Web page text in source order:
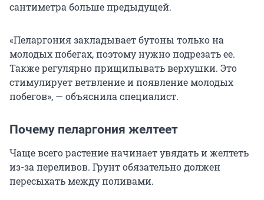
сантиметра больше предыдущей.
«Пеларгония закладывает бутоны только на
молодых побегах, поэтому нужно подрезать ее.
Также регулярно прищипывать верхушки. Это
стимулирует ветвление и появление молодых
побегов», — объяснила специалист.
Почему пеларгония желтеет
Чаще всего растение начинает увядать и желтеть
из-за переливов. Грунт обязательно должен
пересыхать между поливами.